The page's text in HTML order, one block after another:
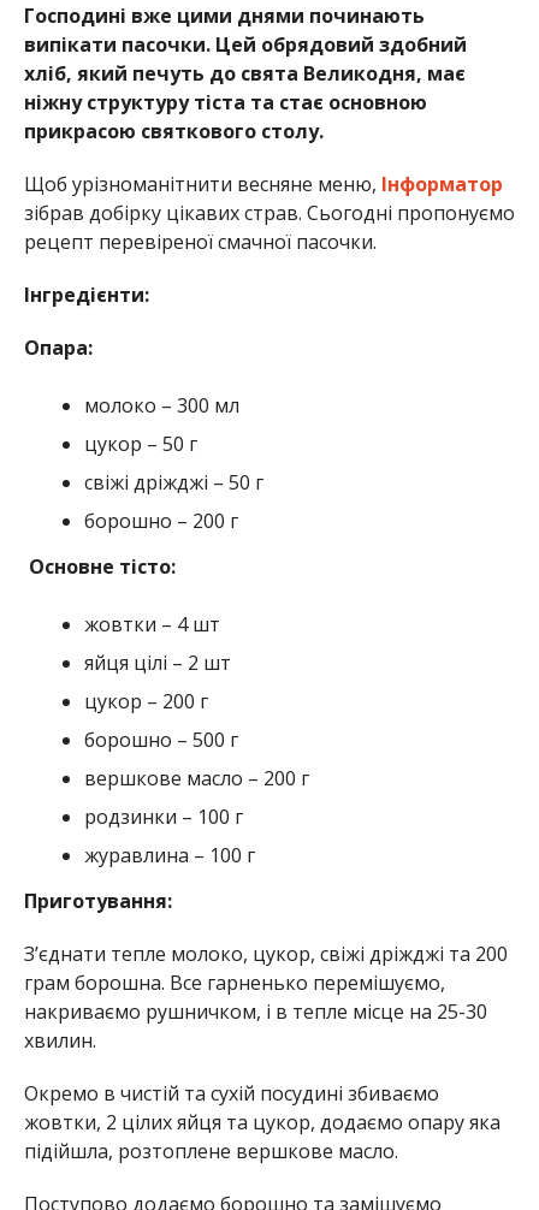
Господині вже цими днями починають
випікати пасочки. Цей обрядовий здобний
хліб, який печуть до свята Великодня, має
ніжну структуру тіста та стає основною
прикрасою святкового столу.
Щоб урізноманітнити весняне меню, Інформатор
зібрав добірку цікавих страв. Сьогодні пропонуємо
рецепт перевіреної смачної пасочки.
Інгредієнти:
Опара:
молоко – 300 мл
цукор – 50 г
свіжі дріжджі – 50 г
борошно – 200 г
Основне тісто:
жовтки – 4 шт
яйця цілі – 2 шт
цукор – 200 г
борошно – 500 г
вершкове масло – 200 г
родзинки – 100 г
журавлина – 100 г
Приготування:
Зʼєднати тепле молоко, цукор, свіжі дріжджі та 200
грам борошна. Все гарненько перемішуємо,
накриваємо рушничком, і в тепле місце на 25-30
хвилин.
Окремо в чистій та сухій посудині збиваємо
жовтки, 2 цілих яйця та цукор, додаємо опару яка
підійшла, розтоплене вершкове масло.
Поступово додаємо борошно та замішуємо